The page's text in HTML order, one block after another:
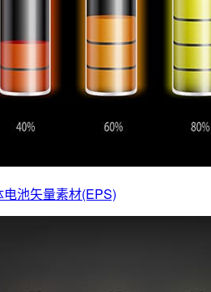
池矢量素材(EPS)